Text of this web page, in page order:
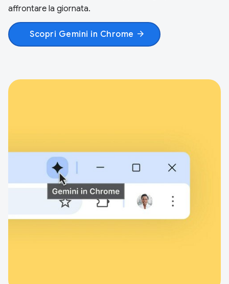
affrontare la giornata.
Scopri Gemini in Chrome arrow_forward